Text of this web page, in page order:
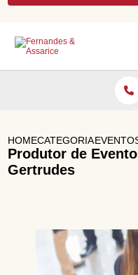
HOMECATEGORIAS
Produtor de
Gertrudes